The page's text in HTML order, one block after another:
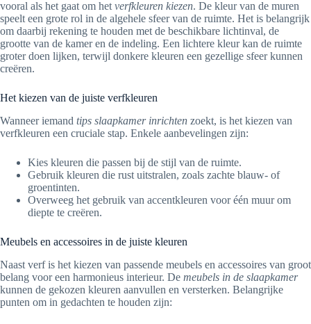
vooral als het gaat om het verfkleuren kiezen. De kleur van de muren
speelt een grote rol in de algehele sfeer van de ruimte. Het is belangrijk
om daarbij rekening te houden met de beschikbare lichtinval, de
grootte van de kamer en de indeling. Een lichtere kleur kan de ruimte
groter doen lijken, terwijl donkere kleuren een gezellige sfeer kunnen
creëren.
Het kiezen van de juiste verfkleuren
Wanneer iemand tips slaapkamer inrichten zoekt, is het kiezen van
verfkleuren een cruciale stap. Enkele aanbevelingen zijn:
Kies kleuren die passen bij de stijl van de ruimte.
Gebruik kleuren die rust uitstralen, zoals zachte blauw- of
groentinten.
Overweeg het gebruik van accentkleuren voor één muur om
diepte te creëren.
Meubels en accessoires in de juiste kleuren
Naast verf is het kiezen van passende meubels en accessoires van groot
belang voor een harmonieus interieur. De meubels in de slaapkamer
kunnen de gekozen kleuren aanvullen en versterken. Belangrijke
punten om in gedachten te houden zijn: